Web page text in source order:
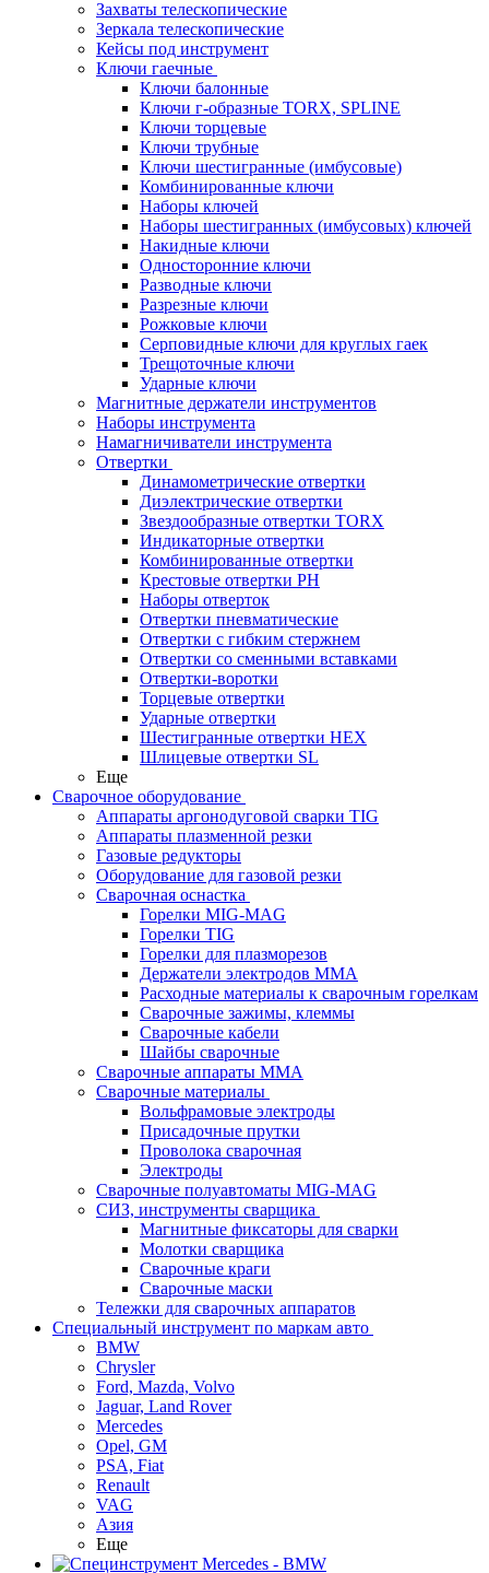
Захваты телескопические
Зеркала телескопические
Кейсы под инструмент
Ключи гаечные
Ключи балонные
Ключи г-образные TORX, SPLINE
Ключи торцевые
Ключи трубные
Ключи шестигранные (имбусовые)
Комбинированные ключи
Наборы ключей
Наборы шестигранных (имбусовых) ключей
Накидные ключи
Односторонние ключи
Разводные ключи
Разрезные ключи
Рожковые ключи
Серповидные ключи для круглых гаек
Трещоточные ключи
Ударные ключи
Магнитные держатели инструментов
Наборы инструмента
Намагничиватели инструмента
Отвертки
Динамометрические отвертки
Диэлектрические отвертки
Звездообразные отвертки TORX
Индикаторные отвертки
Комбинированные отвертки
Крестовые отвертки PH
Наборы отверток
Отвертки пневматические
Отвертки с гибким стержнем
Отвертки со сменными вставками
Отвертки-воротки
Торцевые отвертки
Ударные отвертки
Шестигранные отвертки HEX
Шлицевые отвертки SL
Еще
Сварочное оборудование
Аппараты аргонодуговой сварки TIG
Аппараты плазменной резки
Газовые редукторы
Оборудование для газовой резки
Сварочная оснастка
Горелки MIG-MAG
Горелки TIG
Горелки для плазморезов
Держатели электродов ММА
Расходные материалы к сварочным горелкам
Сварочные зажимы, клеммы
Сварочные кабели
Шайбы сварочные
Сварочные аппараты MMA
Сварочные материалы
Вольфрамовые электроды
Присадочные прутки
Проволока сварочная
Электроды
Сварочные полуавтоматы MIG-MAG
СИЗ, инструменты сварщика
Магнитные фиксаторы для сварки
Молотки сварщика
Сварочные краги
Сварочные маски
Тележки для сварочных аппаратов
Специальный инструмент по маркам авто
BMW
Chrysler
Ford, Mazda, Volvo
Jaguar, Land Rover
Mercedes
Opel, GM
PSA, Fiat
Renault
VAG
Азия
Еще